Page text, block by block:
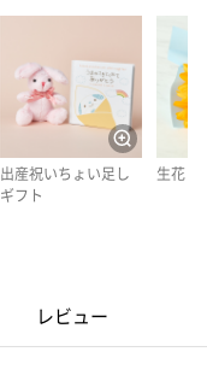
出産祝いちょい足し
ギフト
生花
レビュー